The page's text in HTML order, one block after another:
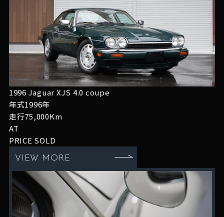
1996 Jaguar XJS 4.0 coupe
年式1996年
走行75,000Km
AT
PRICE SOLD
VIEW MORE